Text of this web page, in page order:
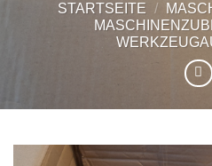
STARTSEITE /